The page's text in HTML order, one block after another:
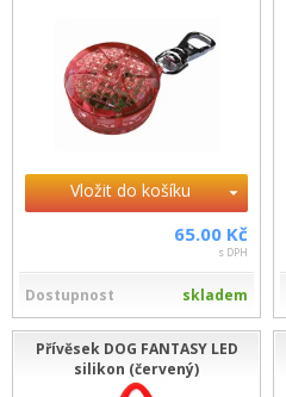
Vložit do košíku
65.00 Kč
s DPH
Dostupnost skladem
Přívěsek DOG FANTASY LED
silikon (červený)